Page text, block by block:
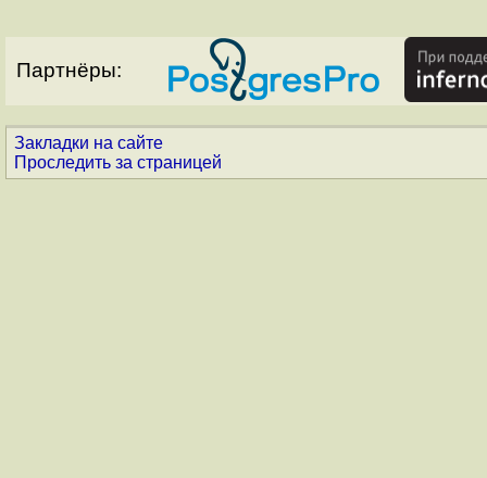
Партнёры:
Закладки на сайте
Проследить за страницей